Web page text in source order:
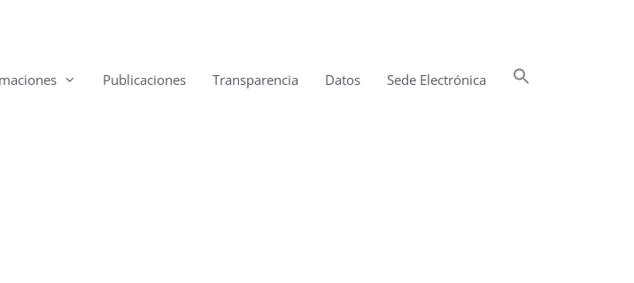
Publicaciones Transparencia Datos Sede Electrónica